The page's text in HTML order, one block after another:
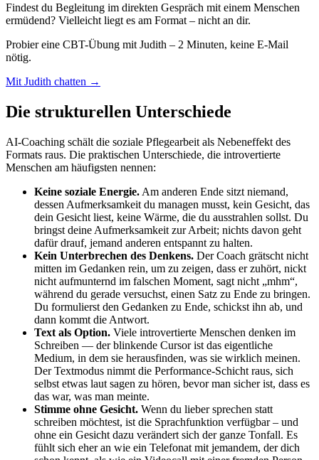
Findest du Begleitung im direkten Gespräch mit einem Menschen
ermüdend? Vielleicht liegt es am Format – nicht an dir.
Probier eine CBT-Übung mit Judith – 2 Minuten, keine E-Mail
nötig.
Mit Judith chatten →
Die strukturellen Unterschiede
AI-Coaching schält die soziale Pflegearbeit als Nebeneffekt des
Formats raus. Die praktischen Unterschiede, die introvertierte
Menschen am häufigsten nennen:
Keine soziale Energie. Am anderen Ende sitzt niemand,
dessen Aufmerksamkeit du managen musst, kein Gesicht, das
dein Gesicht liest, keine Wärme, die du ausstrahlen sollst. Du
bringst deine Aufmerksamkeit zur Arbeit; nichts davon geht
dafür drauf, jemand anderen entspannt zu halten.
Kein Unterbrechen des Denkens. Der Coach grätscht nicht
mitten im Gedanken rein, um zu zeigen, dass er zuhört, nickt
nicht aufmunternd im falschen Moment, sagt nicht „mhm“,
während du gerade versuchst, einen Satz zu Ende zu bringen.
Du formulierst den Gedanken zu Ende, schickst ihn ab, und
dann kommt die Antwort.
Text als Option. Viele introvertierte Menschen denken im
Schreiben — der blinkende Cursor ist das eigentliche
Medium, in dem sie herausfinden, was sie wirklich meinen.
Der Textmodus nimmt die Performance-Schicht raus, sich
selbst etwas laut sagen zu hören, bevor man sicher ist, dass es
das war, was man meinte.
Stimme ohne Gesicht. Wenn du lieber sprechen statt
schreiben möchtest, ist die Sprachfunktion verfügbar – und
ohne ein Gesicht dazu verändert sich der ganze Tonfall. Es
fühlt sich eher an wie ein Telefonat mit jemandem, der dich